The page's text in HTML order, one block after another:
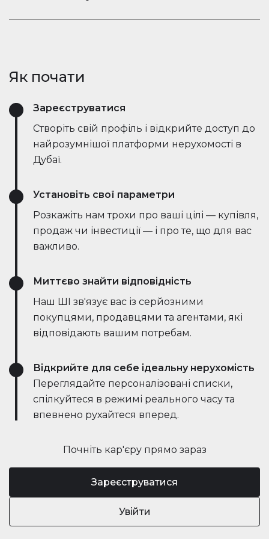
швидшими та ефективнішими, ніж будь-коли.
запитання, діліться оголошеннями та отримуйте
одному місці.
Як почати
Почніть кар'єру прямо зараз
Зареєструватися
Увійти
Зареєструватися
Створіть свій профіль і відкрийте доступ до
найрозумнішої платформи нерухомості в
Дубаї.
Установіть свої параметри
Розкажіть нам трохи про ваші цілі — купівля,
продаж чи інвестиції — і про те, що для вас
важливо.
Миттєво знайти відповідність
Наш ШІ зв'язує вас із серйозними
покупцями, продавцями та агентами, які
відповідають вашим потребам.
Відкрийте для себе ідеальну нерухомість
Переглядайте персоналізовані списки,
спілкуйтеся в режимі реального часу та
впевнено рухайтеся вперед.